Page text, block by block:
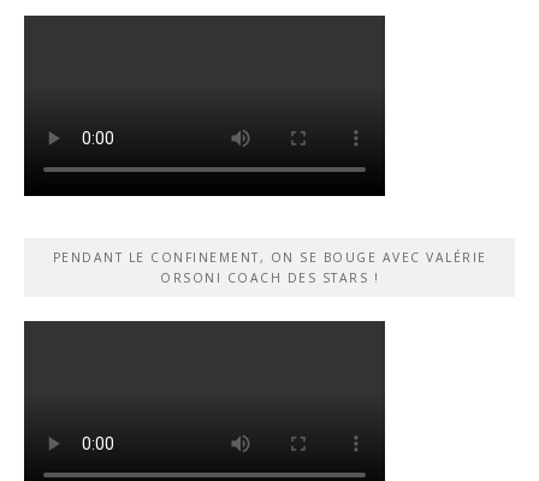
PENDANT LE CONFINEMENT, ON SE BOUGE AVEC VALÉRIE
ORSONI COACH DES STARS !